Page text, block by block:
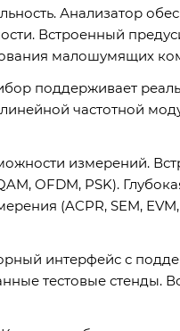
Анализатор
Встроенный
малошумящих
поддерживает
линейной частотной
измерений.
OFDM, PSK).
(ACPR, SEM,
интерфейс с
тестовые стенды.